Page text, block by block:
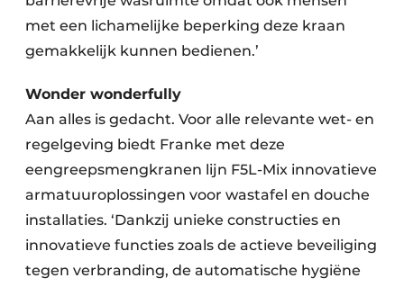
met een lichamelijke beperking deze kraan
gemakkelijk kunnen bedienen.’
Wonder wonderfully
Aan alles is gedacht. Voor alle relevante wet- en
regelgeving biedt Franke met deze
eengreepsmengkranen lijn F5L-Mix innovatieve
armatuuroplossingen voor wastafel en douche
installaties. ‘Dankzij unieke constructies en
innovatieve functies zoals de actieve beveiliging
tegen verbranding, de automatische hygiëne